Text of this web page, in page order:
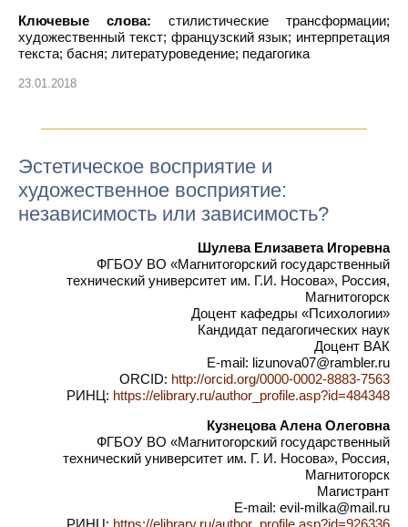
Ключевые слова: стилистические трансформации;
художественный текст; французский язык; интерпретация
текста; басня; литературоведение; педагогика
23.01.2018
Эстетическое восприятие и
художественное восприятие:
независимость или зависимость?
Шулева Елизавета Игоревна
ФГБОУ ВО «Магнитогорский государственный
технический университет им. Г.И. Носова», Россия,
Магнитогорск
Доцент кафедры «Психологии»
Кандидат педагогических наук
Доцент ВАК
E-mail: lizunova07@rambler.ru
ORCID: http://orcid.org/0000-0002-8883-7563
РИНЦ: https://elibrary.ru/author_profile.asp?id=484348
Кузнецова Алена Олеговна
ФГБОУ ВО «Магнитогорский государственный
технический университет им. Г. И. Носова», Россия,
Магнитогорск
Магистрант
E-mail: evil-milka@mail.ru
РИНЦ: https://elibrary.ru/author_profile.asp?id=926336